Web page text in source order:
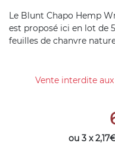
Le Blunt Chapo Hemp
est proposé ici en lot de
feuilles de chanvre
Vente interdite
ou 3 x